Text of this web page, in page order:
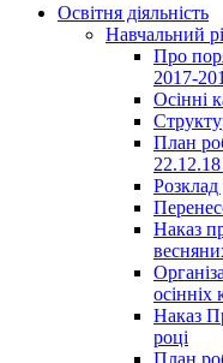
Освітня діяльність
Навчальний
Про
2017-
Осінні
План
Розклад
Наказ
осінніх
Наказ
році
План